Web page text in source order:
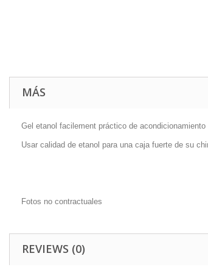
MÁS
Gel etanol facilement práctico de acondicionamiento
Usar calidad de etanol para una caja fuerte de su
Fotos no contractuales
REVIEWS (0)